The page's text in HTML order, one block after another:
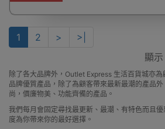
1 2 >
>|
顯
除了各大品牌外，Outlet Express 生活百貨城亦
品牌優質產品，除了為顧客帶來最新最潮的產品
尚，價廉物美、功能齊備的產品。
我們每月會固定尋找最更新、最潮、有特色而且
度為你帶來你的最好選擇。